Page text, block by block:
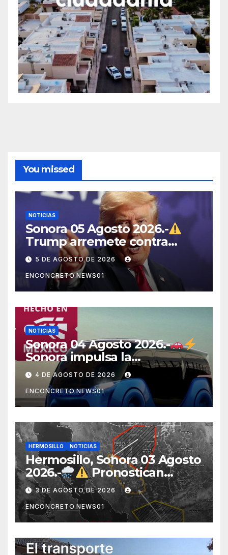
You missed
NOTICIAS
Sonora 05 Agosto 2026.-
Trump arremete contra
México, Canadá y otras
potencias por supuestos
abusos comerciales
5 DE AGOSTO DE 2026
ENCONCRETO.NEWS01
NOTICIAS
Sonora 04 Agosto 2026.-
Sonora impulsa la
electromovilidad con
«Beyond», un vehículo
eléctrico desarrollado junto
al ITH
4 DE AGOSTO DE 2026
ENCONCRETO.NEWS01
HERMOSILLO NOTICIAS
Hermosillo, Sonora 03 Agosto
2026.-
Pronostican
lluvias para Hermosillo esta
noche; norte de Sonora
registra mayor potencial de
tormentas
3 DE AGOSTO DE 2026
ENCONCRETO.NEWS01